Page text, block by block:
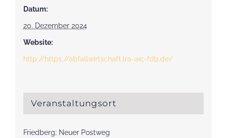
Datum:
20. Dezember 2024
Website:
http://https://abfallwirtschaft.lra-aic-fdb.de/
Veranstaltungsort
Friedberg; Neuer Postweg